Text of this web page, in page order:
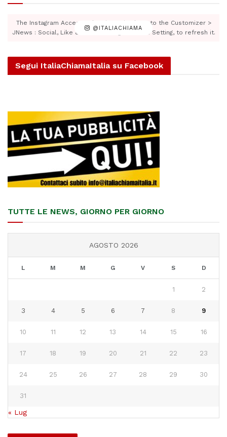
@ITALIACHIAMA
The Instagram Access Token is expired, Go to the Customizer >
JNews : Social, Like & View > Instagram Feed Setting, to refresh it.
Segui ItaliaChiamaItalia su Facebook
TUTTE LE NEWS, GIORNO PER GIORNO
AGOSTO 2026
L M M G V S D
1 2
3 4 5 6 7 8 9
10 11 12 13 14 15 16
17 18 19 20 21 22 23
24 25 26 27 28 29 30
31
« Lug